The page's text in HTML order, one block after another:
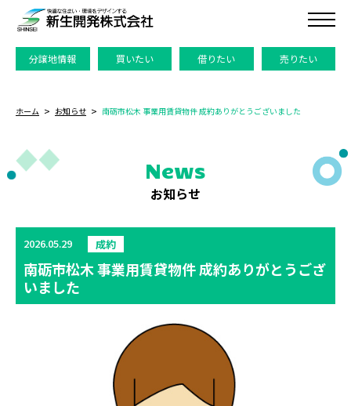
分譲地情報 買いたい 借りたい 売りたい
ホーム お知らせ 南砺市松木 事業用賃貸物件 成約ありがとうございました
News
お知らせ
2026.05.29 成約
南砺市松木 事業用賃貸物件 成約ありがとうござ
いました